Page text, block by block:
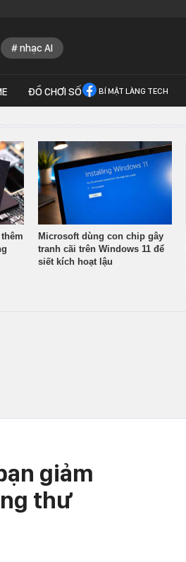
nhạc AI
ĐỒ CHƠI SỐ BÍ MẬT LÀNG TECH
Microsoft dùng con chip gây
tranh cãi trên Windows 11 để
siết kích hoạt lậu
giảm
thư